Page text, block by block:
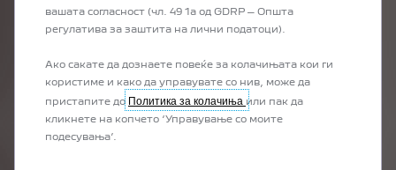
движи од
Ширина: 1815mm
Без ретровизори
Висина: 1523/1550 mm
вашата согласност (чл. 49 1а од GDRP – Општа
регулатива за заштита на лични податоци).
Ако сакате да дознаете повеќе за колачињата кои ги
користиме и како да управувате со нив, може да
пристапите до Политика за колачиња или пак да
кликнете на копчето ‘Управување со моите
подесувања’.